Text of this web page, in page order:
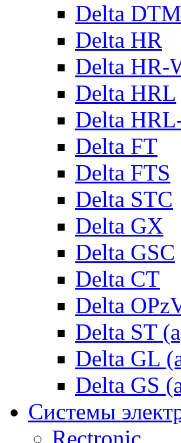
Delta
Delta HR
Delta HR-
Delta HRL
Delta
Delta FT
Delta FTS
Delta STC
Delta GX
Delta GSC
Delta CT
Delta
Delta ST
Delta GL
Delta GS
Системы